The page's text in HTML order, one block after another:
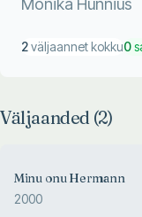
Monika Hunnius
2väljaannet kokku0
Väljaanded (2)
Minu onu Hermann
2000